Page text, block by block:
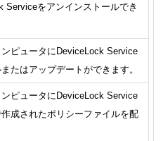
Serviceをアンインストールでき
ピュータにDeviceLock Service
たはアップデートができます。
ピュータにDeviceLock Service
成されたポリシーファイルを配